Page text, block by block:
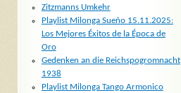
Zitzmanns Umkehr
Playlist Milonga Sueño 15.11.2025:
Los Mejores Éxitos de la Época de
Oro
Gedenken an die Reichspogromnacht
1938
Playlist Milonga Tango Armonico